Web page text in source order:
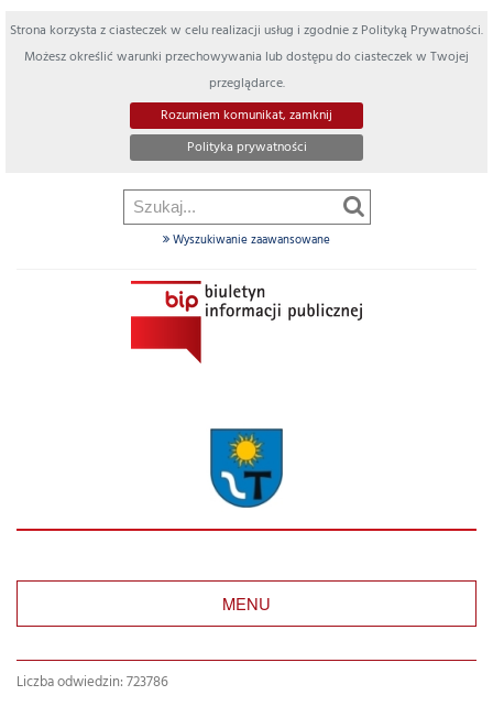
Strona korzysta z ciasteczek w celu realizacji usług i zgodnie z Polityką Prywatności.
Możesz określić warunki przechowywania lub dostępu do ciasteczek w Twojej
przeglądarce.
Rozumiem komunikat, zamknij
Polityka prywatności
Wyszukiwanie zaawansowane
MENU
Liczba odwiedzin: 723786